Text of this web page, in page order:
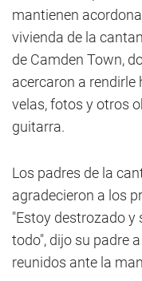
mantienen
vivienda de la
de Camden Town,
acercaron a
velas, fotos y otros
guitarra.
Los padres de la
agradecieron a los
"Estoy destrozado y
todo", dijo su padre
reunidos ante la